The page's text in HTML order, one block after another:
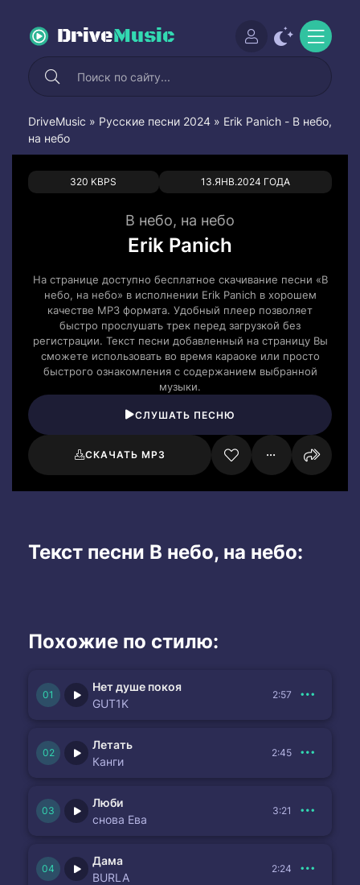
DriveMusic
DriveMusic » Русские песни 2024 » Erik Panich - В небо,
на небо
320 KBPS 13.ЯНВ.2024 ГОДА
0 0
В небо, на небо
Erik Panich
На странице доступно бесплатное скачивание песни «В
небо, на небо» в исполнении Erik Panich в хорошем
качестве MP3 формата. Удобный плеер позволяет
быстро прослушать трек перед загрузкой без
регистрации. Текст песни добавленный на страницу Вы
сможете использовать во время караоке или просто
быстрого ознакомления с содержанием выбранной
музыки.
СЛУШАТЬ ПЕСНЮ
СКАЧАТЬ MP3
Текст песни В небо, на небо:
Похожие по стилю:
Нет душе покоя
GUT1K
2:57
Летать
Канги
2:45
Люби
снова Ева
3:21
Дама
BURLA
2:24